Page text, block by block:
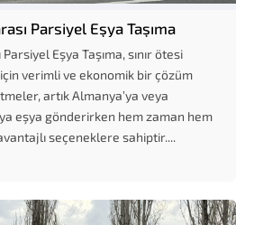
Parsiyel Eşya Taşıma
Eşya Taşıma, sınır ötesi
verimli ve ekonomik bir çözüm
artık Almanya’ya veya
eşya gönderirken hem zaman hem
seçeneklere sahiptir....